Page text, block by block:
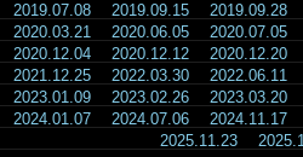
2019.07.08 2019.09.15
2019.09.28
2020.03.21 2020.06.05
2020.07.05
2020.12.04 2020.12.12
2020.12.20
2021.12.25 2022.03.30
2022.06.11
2023.01.09 2023.02.26
2023.03.20
2024.01.07 2024.07.06
2024.11.17
2025.11.23